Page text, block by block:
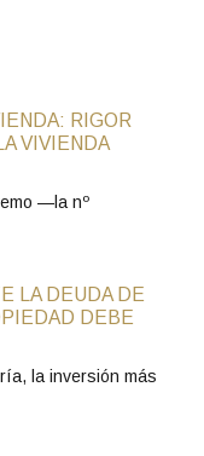
RIGOR
VIVIENDA
—la nº
LA DEUDA DE
DEBE
la inversión más